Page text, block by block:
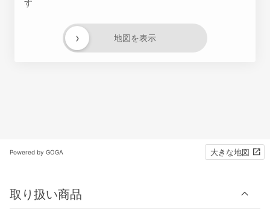
す
地図を表示
›
Powered by GOGA 大きな地図
取り扱い商品